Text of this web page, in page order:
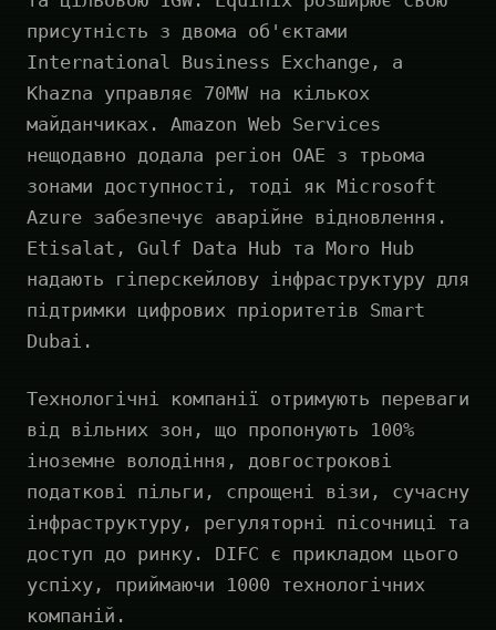
присутність з двома об'єктами
International Business Exchange, а
Khazna управляє 70MW на кількох
майданчиках. Amazon Web Services
нещодавно додала регіон ОАЕ з трьома
зонами доступності, тоді як Microsoft
Azure забезпечує аварійне відновлення.
Etisalat, Gulf Data Hub та Moro Hub
надають гіперскейлову інфраструктуру для
підтримки цифрових пріоритетів Smart
Dubai.
Технологічні компанії отримують переваги
від вільних зон, що пропонують 100%
іноземне володіння, довгострокові
податкові пільги, спрощені візи, сучасну
інфраструктуру, регуляторні пісочниці та
доступ до ринку. DIFC є прикладом цього
успіху, приймаючи 1000 технологічних
компаній.